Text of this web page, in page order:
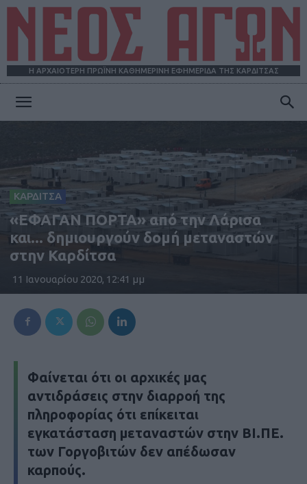
Η ΑΡΧΑΙΟΤΕΡΗ ΠΡΩΪΝΗ ΚΑΘΗΜΕΡΙΝΗ ΕΦΗΜΕΡΙΔΑ ΤΗΣ ΚΑΡΔΙΤΣΑΣ
ΑΓΩΝ
ΚΑΡΔΙΤΣΑ
«ΕΦΑΓΑΝ ΠΟΡΤΑ» από την Λάρισα
και... δημιουργούν δομή μεταναστών
στην Καρδίτσα
11 Ιανουαρίου 2020, 12:41 μμ
Φαίνεται ότι οι αρχικές μας
αντιδράσεις στην διαρροή της
πληροφορίας ότι επίκειται
εγκατάσταση μεταναστών στην ΒΙ.ΠΕ.
των Γοργοβιτών δεν απέδωσαν
καρπούς.